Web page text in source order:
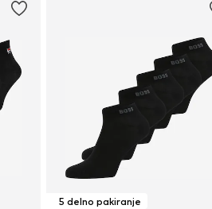
5 delno pakiranje